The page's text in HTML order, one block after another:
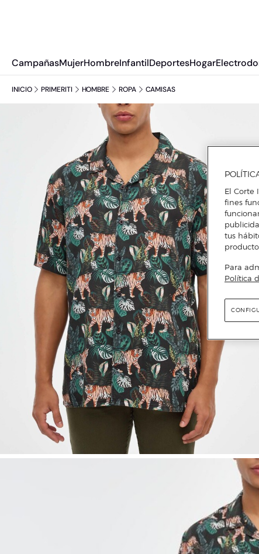
CampañasMujerHombreInfantilDeportesHogar
INICIO PRIMERITI HOMBRE ROPA CAMISAS
El Corte
fines
tus
Para
Política